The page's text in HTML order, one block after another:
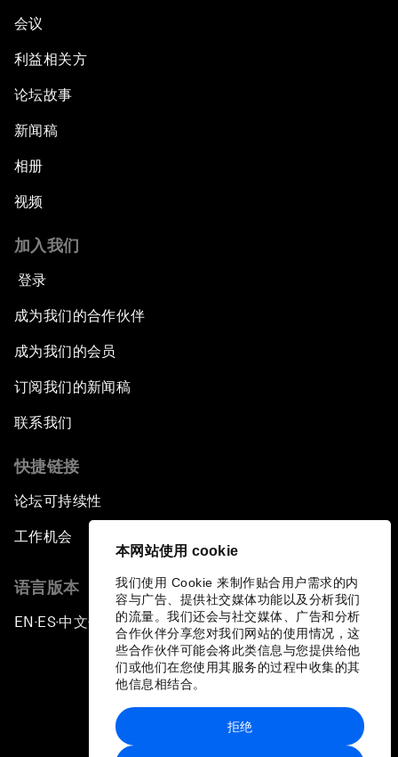
本网站使用 cookie
我们使用 Cookie 来制作贴合用户需求的内
容与广告、提供社交媒体功能以及分析我们
的流量。我们还会与社交媒体、广告和分析
合作伙伴分享您对我们网站的使用情况，这
些合作伙伴可能会将此类信息与您提供给他
们或他们在您使用其服务的过程中收集的其
他信息相结合。
拒绝
会议
利益相关方
论坛故事
新闻稿
相册
视频
加入我们
登录
成为我们的合作伙伴
成为我们的会员
订阅我们的新闻稿
联系我们
快捷链接
论坛可持续性
工作机会
语言版本
EN ▪ES▪中文▪ 日本語